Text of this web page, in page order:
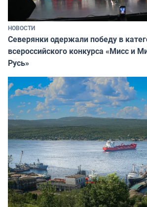
НОВОСТИ
Северянки одержали победу в
всероссийского конкурса «Мисс и
Русь»